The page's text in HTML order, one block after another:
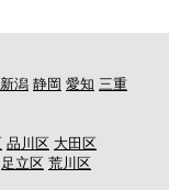
新潟 静岡 愛知 三重
品川区 大田区
足立区 荒川区